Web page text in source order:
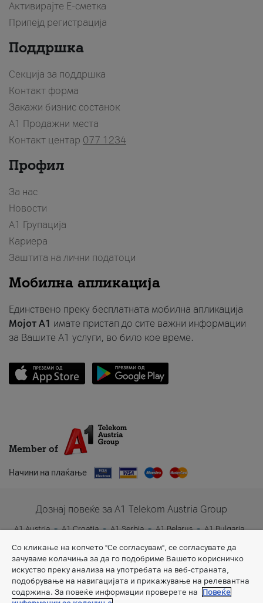
Активирајте Е-сметка
Припејд регистрација
Поддршка
Секција за поддршка
Контакт форма
Закажи бизнис состанок
A1 Продажни места
Контакт центар 077 1234
Профил
За нас
Новости
А1 Групација
Кариера
Заштита на лични податоци
Мобилна апликација
Единствено преку бесплатната мобилна апликација
Мојот A1 имате пристап до сите важни информации
за Вашите A1 услуги, во било кое време.
Member of
Начини на плаќање
Дознај повеќе за A1 Telekom Austria Group
A1 Austria A1 Croatia A1 Serbia A1 Belarus
A1 Bulgaria
Со кликање на копчето "Се согласувам", се согласувате да
зачуваме колачиња за да го подобриме Вашето корисничко
искуство преку анализа на употребата на веб-страната,
подобрување на навигацијата и прикажување на релевантна
содржина. За повеќе информации проверете на
Повеќе